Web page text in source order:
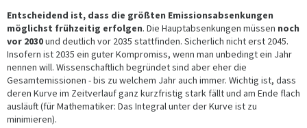
Entscheidend ist, dass die größten Emissionsabsenkungen
möglichst frühzeitig erfolgen. Die Hauptabsenkungen müssen noch
vor 2030und deutlich vor 2035 stattfinden. Sicherlich nicht erst 2045.
Insofern ist 2035 ein guter Kompromiss, wenn man unbedingt ein Jahr
nennen will. Wissenschaftlich begründet sind aber eher die
Gesamtemissionen - bis zu welchem Jahr auch immer. Wichtig ist, dass
deren Kurve im Zeitverlauf ganz kurzfristig stark fällt und am Ende flach
ausläuft (für Mathematiker: Das Integral unter der Kurve ist zu
minimieren).